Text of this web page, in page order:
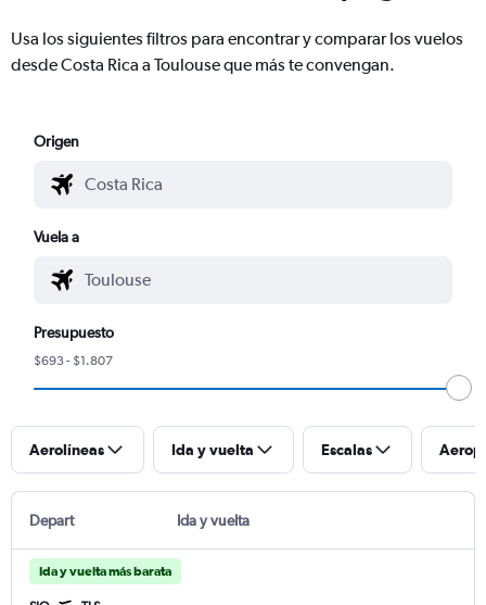
Usa los siguientes filtros para encontrar y comparar los vuelos
desde Costa Rica a Toulouse que más te convengan.
Origen
Vuela a
Presupuesto
$693 - $1.807
Aerolíneas Ida y vuelta Escalas
Depart Ida y vuelta
Ida y vuelta más barata